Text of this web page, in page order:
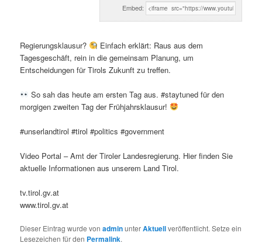
Embed:
Regierungsklausur?
Einfach erklärt: Raus aus dem
Tagesgeschäft, rein in die gemeinsam Planung, um
Entscheidungen für Tirols Zukunft zu treffen.
So sah das heute am ersten Tag aus. #staytuned für den
morgigen zweiten Tag der Frühjahrsklausur!
#unserlandtirol #tirol #politics #government
Video Portal – Amt der Tiroler Landesregierung. Hier finden Sie
aktuelle Informationen aus unserem Land Tirol.
tv.tirol.gv.at
www.tirol.gv.at
Dieser Eintrag wurde vonadminunterAktuellveröffentlicht. Setze ein
Lesezeichen für den Permalink.